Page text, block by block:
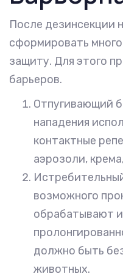
После дезинсекции
сформировать
защиту. Для этого
барьеров.
Отпугивающий
нападения
контактные
аэрозоли,
возможного
обрабатывают
должно быть
животных.